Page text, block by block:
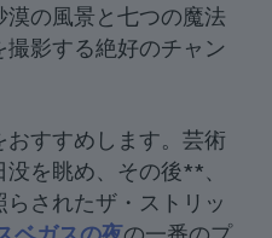
の風景と七つの魔法
影する絶好のチャン
おすすめします。芸術
を眺め、その後**、
されたザ・ストリッ